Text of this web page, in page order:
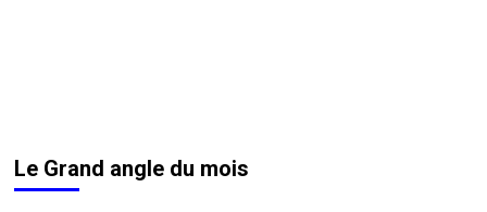
Le Grand angle du mois